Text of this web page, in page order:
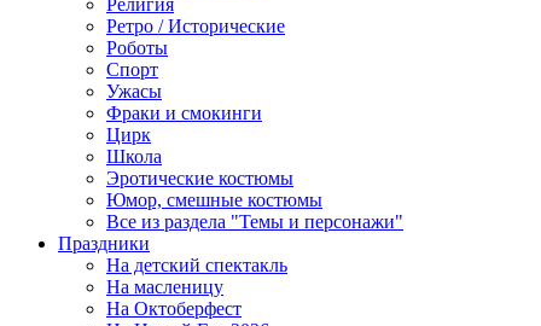
Религия
Ретро / Исторические
Роботы
Спорт
Ужасы
Фраки и смокинги
Цирк
Школа
Эротические костюмы
Юмор, смешные костюмы
Все из раздела "Темы и персонажи"
Праздники
На детский спектакль
На масленицу
На Октоберфест